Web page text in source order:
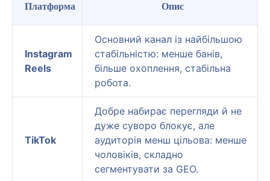
Платформа Опис
Instagram
Reels
Основний канал із найбільшою
стабільністю: менше банів,
більше охоплення, стабільна
робота.
TikTok
Добре набирає перегляди й не
дуже суворо блокує, але
аудиторія менш цільова: менше
чоловіків, складно
сегментувати за GEO.